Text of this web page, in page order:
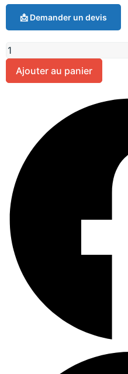
📩 Demander un devis
Ajouter au panier